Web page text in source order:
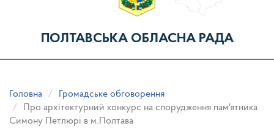
ПОЛТАВСЬКА ОБЛАСНА РАДА
Головна
Громадське обговорення
Про архітектурний конкурс на спорудження пам'ятника
Симону Петлюрі в м.Полтава